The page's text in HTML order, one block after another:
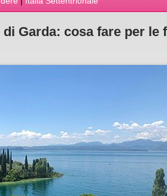
di Garda: cosa fare per le